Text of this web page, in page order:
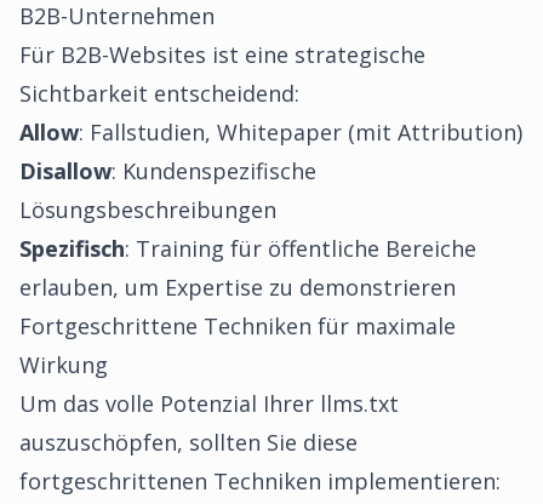
B2B-Unternehmen
Für B2B-Websites ist eine strategische
Sichtbarkeit entscheidend:
Allow: Fallstudien, Whitepaper (mit Attribution)
Disallow: Kundenspezifische
Lösungsbeschreibungen
Spezifisch: Training für öffentliche Bereiche
erlauben, um Expertise zu demonstrieren
Fortgeschrittene Techniken für maximale
Wirkung
Um das volle Potenzial Ihrer llms.txt
auszuschöpfen, sollten Sie diese
fortgeschrittenen Techniken implementieren: